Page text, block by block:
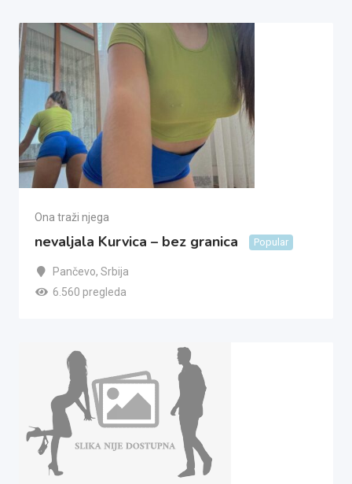
Ona traži njega
nevaljala Kurvica – bez granica Popular
Pančevo, Srbija
6.560 pregleda